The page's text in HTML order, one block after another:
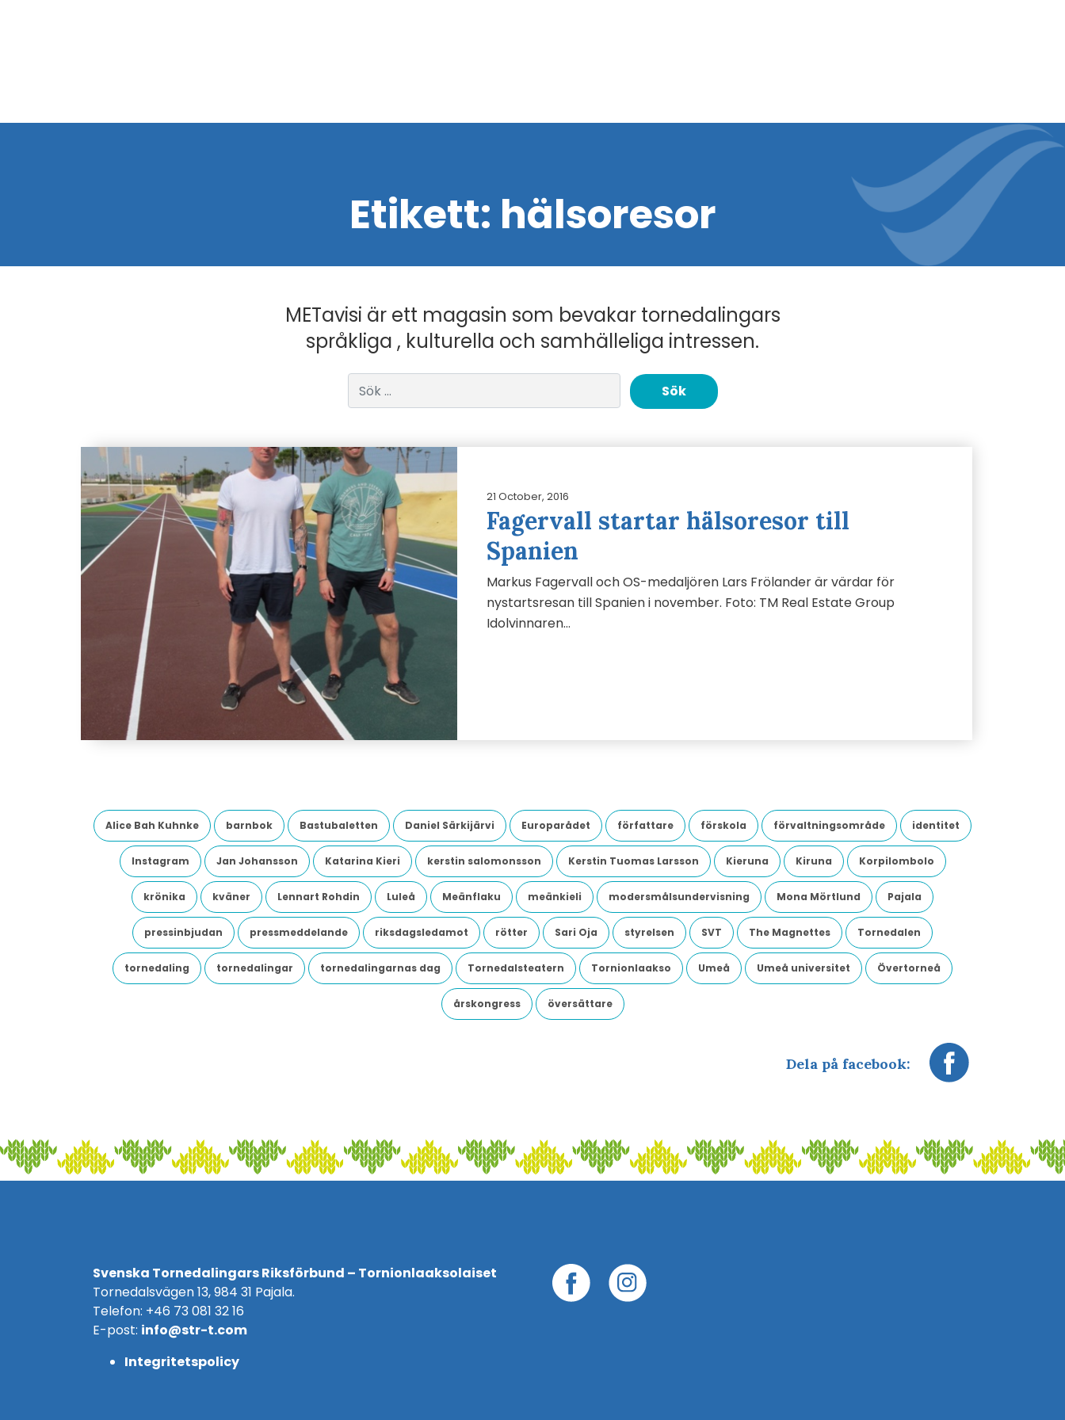
Etikett: hälsoresor
METavisi är ett magasin som bevakar tornedalingars
språkliga , kulturella och samhälleliga intressen.
21 October, 2016
Fagervall startar hälsoresor till
Spanien
Markus Fagervall och OS-medaljören Lars Frölander är värdar för
nystartsresan till Spanien i november. Foto: TM Real Estate Group
Idolvinnaren…
Alice Bah Kuhnke barnbok Bastubaletten Daniel Särkijärvi Europarådet författare förskola förvaltningsområde identitet
Instagram Jan Johansson Katarina Kieri kerstin salomonsson Kerstin Tuomas Larsson Kieruna Kiruna Korpilombolo
krönika kväner Lennart Rohdin Luleå Meänflaku meänkieli modersmålsundervisning Mona Mörtlund Pajala
pressinbjudan pressmeddelande riksdagsledamot rötter Sari Oja styrelsen SVT The Magnettes Tornedalen
tornedaling tornedalingar tornedalingarnas dag Tornedalsteatern Tornionlaakso Umeå Umeå universitet Övertorneå
årskongress översättare
Dela på facebook:
Svenska Tornedalingars Riksförbund – Tornionlaaksolaiset
Tornedalsvägen 13, 984 31 Pajala.
Telefon: +46 73 081 32 16
E-post: info@str-t.com
Integritetspolicy